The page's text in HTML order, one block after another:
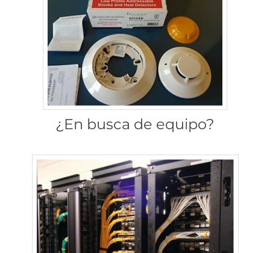
¿En busca de equipo?